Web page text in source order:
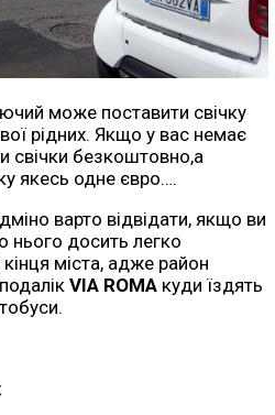
може поставити свічку
рідних. Якщо у вас немає
свічки безкоштовно,а
якесь одне євро….
варто відвідати, якщо ви
нього досить легко
міста, адже район
VIA ROMA куди їздять